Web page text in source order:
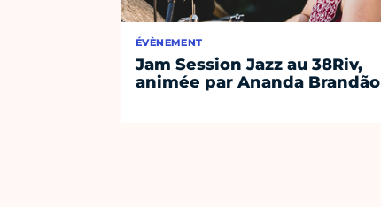
ÉVÈNEMENT
Jam Session Jazz au 38Riv,
animée par Ananda Brandão